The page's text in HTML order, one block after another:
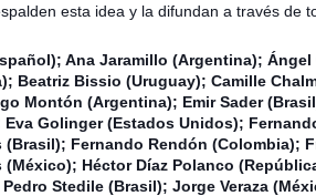
esta idea y la difundan a través de
Ana Jaramillo (Argentina); Ángel
Beatriz Bissio (Uruguay); Camille
Montón (Argentina); Emir Sader
Golinger (Estados Unidos);
Fernando Rendón (Colombia);
Héctor Díaz Polanco
Stedile (Brasil); Jorge Veraza